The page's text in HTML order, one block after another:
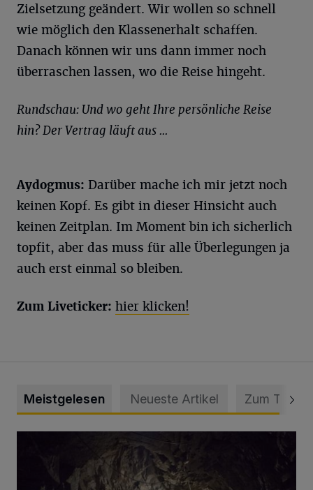
Zielsetzung geändert. Wir wollen so schnell
wie möglich den Klassenerhalt schaffen.
Danach können wir uns dann immer noch
überraschen lassen, wo die Reise hingeht.
Rundschau: Und wo geht Ihre persönliche Reise
hin? Der Vertrag läuft aus ...
Aydogmus: Darüber mache ich mir jetzt noch
keinen Kopf. Es gibt in dieser Hinsicht auch
keinen Zeitplan. Im Moment bin ich sicherlich
topfit, aber das muss für alle Überlegungen ja
auch erst einmal so bleiben.
Zum Liveticker: hier klicken!
Meistgelesen Neueste Artikel Zum Thema